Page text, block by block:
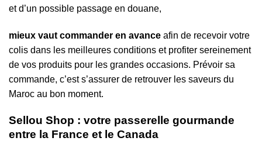
et d’un possible passage en douane,
mieux vaut commander en avance afin de recevoir votre
colis dans les meilleures conditions et profiter sereinement
de vos produits pour les grandes occasions. Prévoir sa
commande, c’est s’assurer de retrouver les saveurs du
Maroc au bon moment.
Sellou Shop : votre passerelle gourmande
entre la France et le Canada